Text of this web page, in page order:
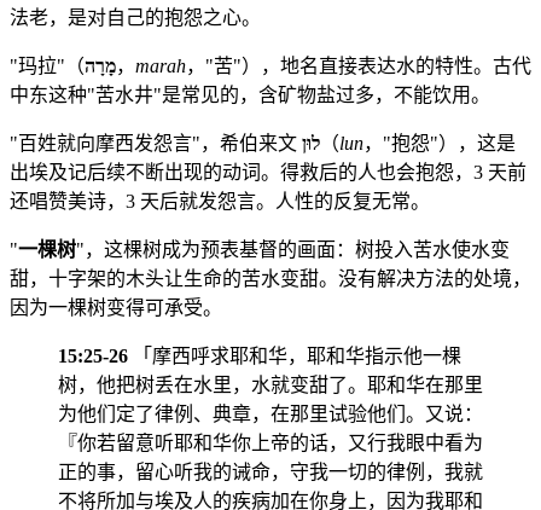
法老，是对自己的抱怨之心。
"玛拉"（מָרָה， marah，"苦"），地名直接表达水的特性。古代
中东这种"苦水井"是常见的，含矿物盐过多，不能饮用。
"百姓就向摩西发怨言"，希伯来文 לוּן （lun，"抱怨"），这是
出埃及记后续不断出现的动词。得救后的人也会抱怨，3 天前
还唱赞美诗，3 天后就发怨言。人性的反复无常。
"一棵树"，这棵树成为预表基督的画面：树投入苦水使水变
甜，十字架的木头让生命的苦水变甜。没有解决方法的处境，
因为一棵树变得可承受。
15:25-26 「摩西呼求耶和华，耶和华指示他一棵
树，他把树丢在水里，水就变甜了。耶和华在那里
为他们定了律例、典章，在那里试验他们。又说：
『你若留意听耶和华你上帝的话，又行我眼中看为
正的事，留心听我的诫命，守我一切的律例，我就
不将所加与埃及人的疾病加在你身上，因为我耶和